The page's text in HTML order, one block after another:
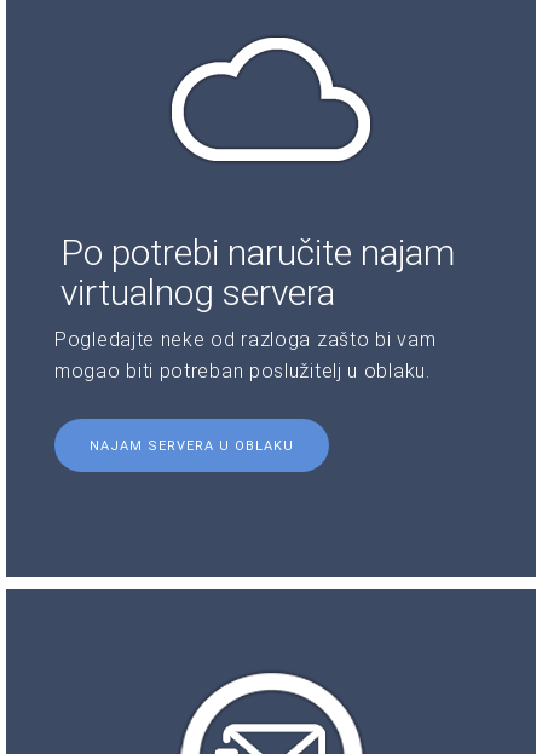
Po potrebi naručite najam
virtualnog servera
Pogledajte neke od razloga zašto bi vam
mogao biti potreban poslužitelj u oblaku.
NAJAM SERVERA U OBLAKU